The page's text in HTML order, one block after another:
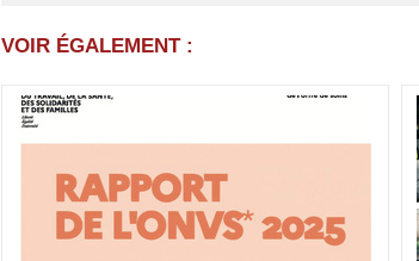
VOIR ÉGALEMENT :